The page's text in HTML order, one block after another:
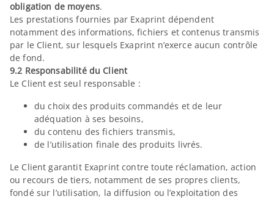
obligation de moyens.
Les prestations fournies par Exaprint dépendent
notamment des informations, fichiers et contenus transmis
par le Client, sur lesquels Exaprint n’exerce aucun contrôle
de fond.
9.2 Responsabilité du Client
Le Client est seul responsable :
du choix des produits commandés et de leur
adéquation à ses besoins,
du contenu des fichiers transmis,
de l’utilisation finale des produits livrés.
Le Client garantit Exaprint contre toute réclamation, action
ou recours de tiers, notamment de ses propres clients,
fondé sur l’utilisation, la diffusion ou l’exploitation des